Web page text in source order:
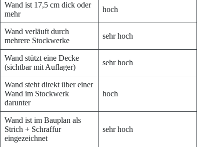
Wand ist 17,5 cm dick oder
mehr
hoch
Wand verläuft durch
mehrere Stockwerke
sehr hoch
Wand stützt eine Decke
(sichtbar mit Auflager)
sehr hoch
Wand steht direkt über einer
Wand im Stockwerk
darunter
hoch
Wand ist im Bauplan als
Strich + Schraffur
eingezeichnet
sehr hoch